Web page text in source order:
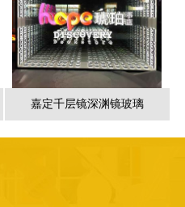
嘉定千层镜深渊镜玻璃